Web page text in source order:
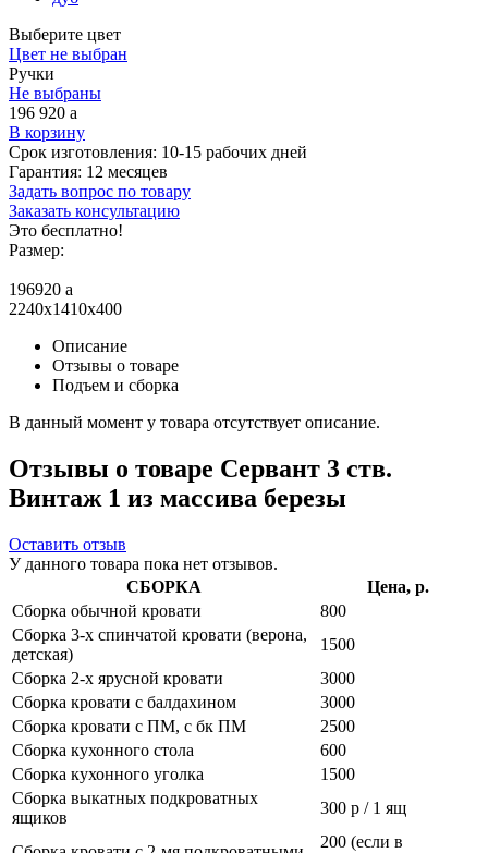
Выберите цвет
Цвет не выбран
Ручки
Не выбраны
196 920 a
В корзину
Срок изготовления: 10-15 рабочих дней
Гарантия: 12 месяцев
Задать вопрос по товару
Заказать консультацию
Это бесплатно!
Размер:
196920 a
2240x1410x400
Описание
Отзывы о товаре
Подъем и сборка
В данный момент у товара отсутствует описание.
Отзывы о товаре Сервант 3 ств.
Винтаж 1 из массива березы
Оставить отзыв
У данного товара пока нет отзывов.
СБОРКА
Цена, р.
Сборка обычной кровати
800
Сборка 3-х спинчатой кровати (верона,
детская)
1500
Сборка 2-х ярусной кровати
3000
Сборка кровати с балдахином
3000
Сборка кровати с ПМ, с бк ПМ
2500
Сборка кухонного стола
600
Сборка кухонного уголка
1500
Сборка выкатных подкроватных
ящиков
300 р / 1 ящ
200 (если в